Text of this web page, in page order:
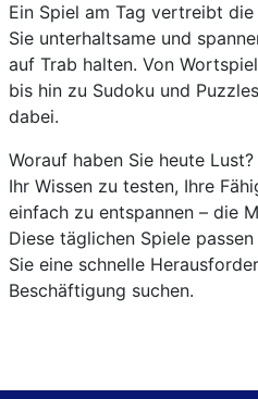
Ein Spiel am Tag vertreibt
Sie unterhaltsame und
auf Trab halten. Von
bis hin zu Sudoku und
dabei.
Worauf haben Sie heute
Ihr Wissen zu testen, Ihre
einfach zu entspannen – die
Diese täglichen Spiele
Sie eine schnelle
Beschäftigung suchen.